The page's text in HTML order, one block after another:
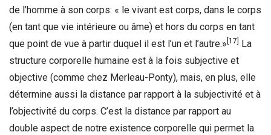
de l’homme à son corps: « le vivant est corps, dans le corps
(en tant que vie intérieure ou âme) et hors du corps en tant
que point de vue à partir duquel il est l’un et l’autre.» [17]
La
structure corporelle humaine est à la fois subjective et
objective (comme chez Merleau-Ponty), mais, en plus, elle
détermine aussi la distance par rapport à la subjectivité et à
l’objectivité du corps. C’est la distance par rapport au
double aspect de notre existence corporelle qui permet la